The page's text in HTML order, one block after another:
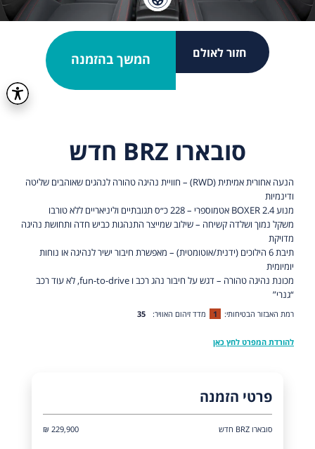
חזור לאולם המשך בהזמנה
סובארו BRZ חדש
הנעה אחורית אמיתית (RWD) – חוויית נהיגה טהורה לנהגים שאוהבים שליטה
ודינמיות
מנוע BOXER 2.4 אטמוספרי – 228 כ״ס תגובתיים וליניאריים ללא טורבו
משקל נמוך ושלדה קשיחה – שילוב שמייצר התנהגות כביש חדה ותחושת נהיגה
מדויקת
תיבת 6 הילוכים (ידנית/אוטומטית) – מאפשרת חיבור ישיר לנהיגה או נוחות
יומיומית
מכונת נהיגה טהורה – דגש על חיבור נהג רכב ו fun-to-drive, לא עוד רכב
“גנרי”
רמת האבזור הבטיחותי: 1 מדד זיהום האוויר: 35
להורדת המפרט לחץ כאן
פרטי הזמנה
סובארו BRZ חדש 229,900 ₪